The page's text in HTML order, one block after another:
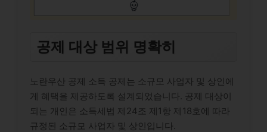
공제 대상 범위 명확히
노란우산 공제 소득 공제는 소규모 사업자 및 상인에
게 혜택을 제공하도록 설계되었습니다. 공제 대상이
되는 개인은 소득세법 제24조 제1항 제18호에 따라
규정된 소규모 사업자 및 상인입니다.